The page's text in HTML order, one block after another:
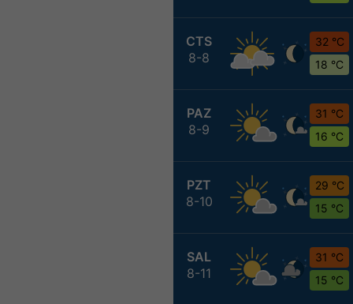
CTS
8-8
32 °C
18 °C
PAZ
8-9
31 °C
16 °C
PZT
8-10
29 °C
15 °C
SAL
8-11
31 °C
15 °C